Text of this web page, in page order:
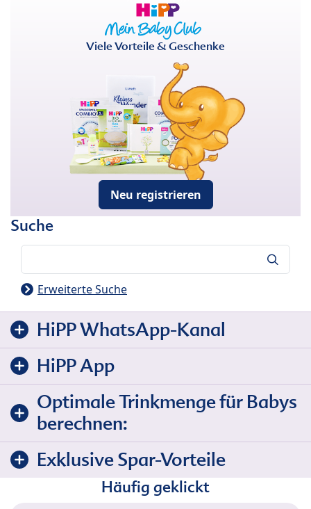
Viele Vorteile & Geschenke
Neu registrieren
Suche
Erweiterte Suche
HiPP WhatsApp-Kanal
HiPP App
Optimale Trinkmenge für Babys
berechnen:
Exklusive Spar-Vorteile
Häufig geklickt